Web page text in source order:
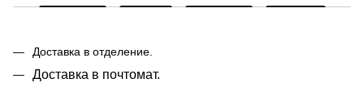
Доставка в отделение.
Доставка в почтомат.